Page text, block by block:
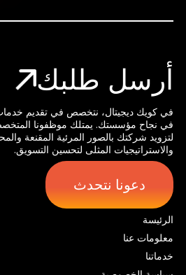
أرسل طلبك
في كويك ديجيتال، نتخصص في تقديم
في نجاح مؤسستك. يمتلك موظفونا
لتزويد شركتك بالصور المرئية المقنعة
والاستراتيجيات المثلى لتحسين التسويق.
دعونا نتحدث
الرئيسة
معلومات عنا
خدماتنا